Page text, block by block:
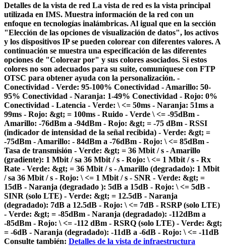
Detalles de la vista de red La vista de red es la vista principal
utilizada en IMS. Muestra información de la red con un
enfoque en tecnologías inalámbricas. Al igual que en la sección
"Elección de las opciones de visualización de datos", los activos
y los dispositivos IP se pueden colorear con diferentes valores. A
continuación se muestra una especificación de las diferentes
opciones de "Colorear por" y sus colores asociados. Si estos
colores no son adecuados para su suite, comuníquese con FTP
OTSC para obtener ayuda con la personalización. -
Conectividad - Verde: 95-100% Conectividad - Amarillo: 50-
95% Conectividad - Naranja: 1-49% Conectividad - Rojo: 0%
Conectividad - Latencia - Verde: \ <= 50ms - Naranja: 51ms a
99ms - Rojo: &gt; = 100ms - Ruido - Verde \ <= -95dBm -
Amarillo: -76dBm a -94dBm - Rojo: &gt; = -75 dBm - RSSI
(indicador de intensidad de la señal recibida) - Verde: &gt; =
-75dBm - Amarillo: - 84dBm a -76dBm - Rojo: \ <= 85dBm -
Tasa de transmisión - Verde: &gt; = 36 Mbit / s - Amarillo
(gradiente): 1 Mbit / sa 36 Mbit / s - Rojo: \ <= 1 Mbit / s - Rx
Rate - Verde: &gt; = 36 Mbit / s - Amarillo (degradado): 1 Mbit
/ sa 36 Mbit / s - Rojo: \ <= 1 Mbit / s - SNR - Verde: &gt; =
15dB - Naranja (degradado ): 5dB a 15dB - Rojo: \ <= 5dB -
SINR (solo LTE) - Verde: &gt; = 12.5dB - Naranja
(degradado): 7dB a 12.5dB - Rojo: \ <= 7dB - RSRP (solo LTE)
- Verde: &gt; = -85dBm - Naranja (degradado): -112dBm a
-85dBm - Rojo: \ <= -112 dBm - RSRQ (solo LTE) - Verde: &gt;
= -6dB - Naranja (degradado): -11dB a -6dB - Rojo: \ <= -11dB
Consulte también: Detalles de la vista de infraestructura